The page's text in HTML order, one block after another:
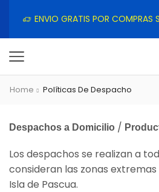
ENVIO GRATIS POR COMPRAS
Home Políticas De Despacho
Despachos a Domicilio /
Los despachos se realizan a
consideran las zonas
Isla de Pascua.